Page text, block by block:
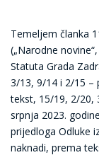
Temeljem članka
(„Narodne
Statuta Grada
3/13, 9/14 i 2/15 –
tekst, 15/19, 2/20,
srpnja 2023.
prijedloga Odluke
naknadi, prema